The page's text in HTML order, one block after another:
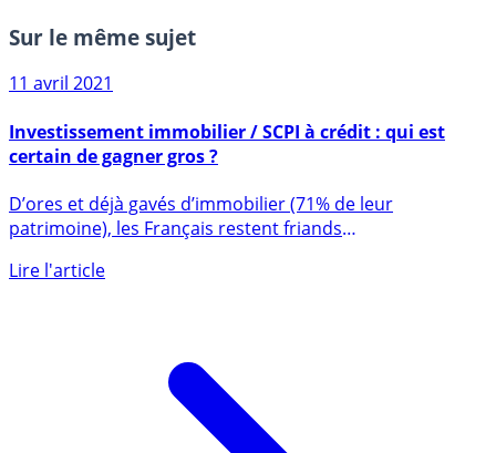
Sur le même sujet
11 avril 2021
certain de gagner gros ?
patrimoine), les Français restent friands